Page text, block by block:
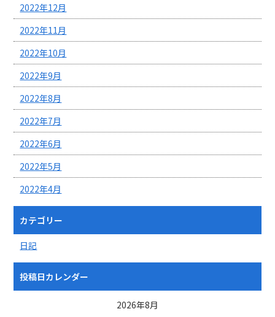
2022年12月
2022年11月
2022年10月
2022年9月
2022年8月
2022年7月
2022年6月
2022年5月
2022年4月
カテゴリー
日記
投稿日カレンダー
2026年8月